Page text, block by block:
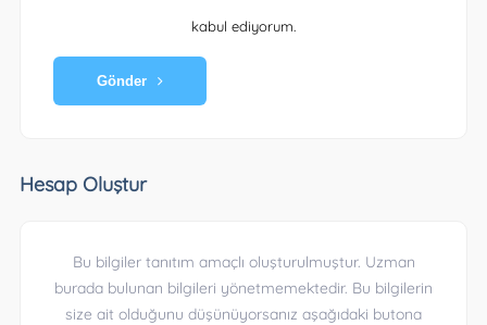
kabul ediyorum.
Gönder
Hesap Oluştur
Bu bilgiler tanıtım amaçlı oluşturulmuştur. Uzman
burada bulunan bilgileri yönetmemektedir. Bu bilgilerin
size ait olduğunu düşünüyorsanız aşağıdaki butona